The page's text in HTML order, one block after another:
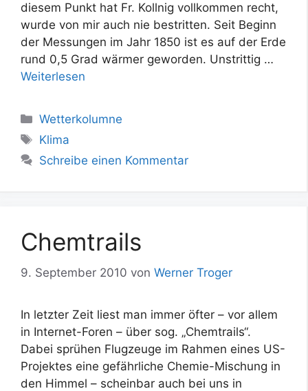
diesem Punkt hat Fr. Kollnig vollkommen recht,
wurde von mir auch nie bestritten. Seit Beginn
der Messungen im Jahr 1850 ist es auf der Erde
rund 0,5 Grad wärmer geworden. Unstrittig …
Weiterlesen
Kategorien
Wetterkolumne
Schlagwörter
Klima
Schreibe einen Kommentar
Chemtrails
9. September 2010 von Werner Troger
In letzter Zeit liest man immer öfter – vor allem
in Internet-Foren – über sog. „Chemtrails“.
Dabei sprühen Flugzeuge im Rahmen eines US-
Projektes eine gefährliche Chemie-Mischung in
den Himmel – scheinbar auch bei uns in